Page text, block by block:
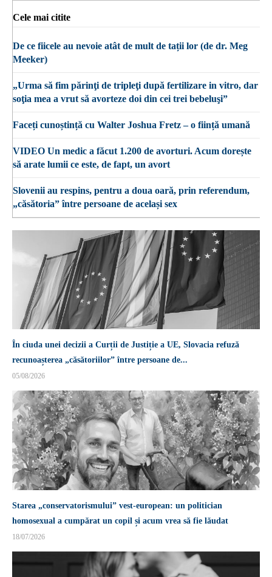
În ciuda unei decizii a Curții de Justiție a UE, Slovacia refuză
recunoașterea „căsătoriilor” între persoane de...
05/08/2026
Starea „conservatorismului” vest-european: un politician
homosexual a cumpărat un copil și acum vrea să fie lăudat
18/07/2026
Cele mai citite
De ce fiicele au nevoie atât de mult de tații lor (de dr. Meg
Meeker)
„Urma să fim părinţi de tripleţi după fertilizare in vitro, dar
soţia mea a vrut să avorteze doi din cei trei bebeluşi”
Faceți cunoștință cu Walter Joshua Fretz – o ființă umană
VIDEO Un medic a făcut 1.200 de avorturi. Acum dorește
să arate lumii ce este, de fapt, un avort
Slovenii au respins, pentru a doua oară, prin referendum,
„căsătoria” între persoane de același sex